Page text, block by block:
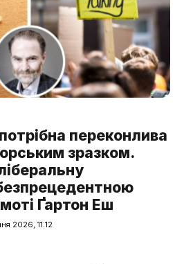
переконлива
зразком.
Ґартон Еш
2026, 11:12